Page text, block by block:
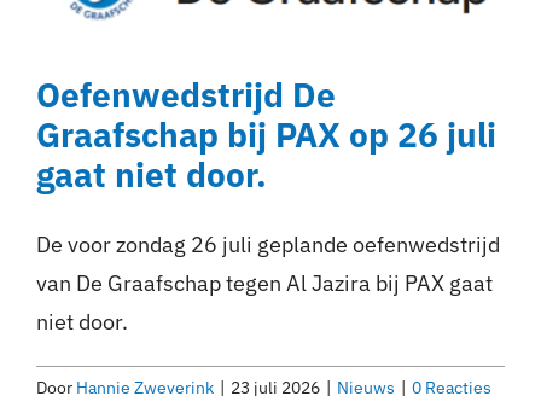
Oefenwedstrijd De
Graafschap bij PAX op 26 juli
gaat niet door.
De voor zondag 26 juli geplande oefenwedstrijd
van De Graafschap tegen Al Jazira bij PAX gaat
niet door.
Door Hannie Zweverink 23 juli 2026 Nieuws
0 Reacties